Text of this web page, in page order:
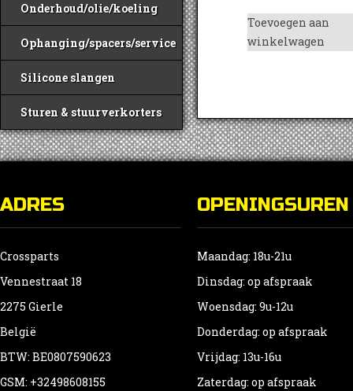
Onderhoud/olie/koeling
Ophanging/spacers/service
Silicone slangen
Sturen & stuurverkorters
Toevoegen aan
winkelwagen
ADRES
Crossparts
Vennestraat 18
2275 Gierle
België
BTW: BE0807590623
GSM: +32498608155
OPENINGSUREN
Maandag: 18u-21u
Dinsdag: op afspraak
Woensdag: 9u-12u
Donderdag: op afspraak
Vrijdag: 13u-16u
Zaterdag: op afspraak